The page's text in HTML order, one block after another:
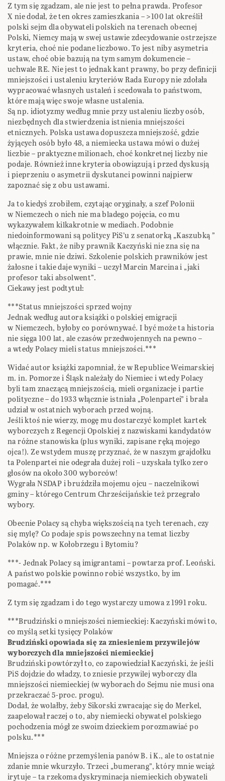
Z tym się zgadzam, ale nie jest to pełna prawda. Profesor
X nie dodał, że ten okres zamieszkania – >100 lat określił
polski sejm dla obywateli polskich na terenach obecnej
Polski, Niemcy mają w swej ustawie zdecydowanie ostrzejsze
kryteria, choć nie podane liczbowo. To jest niby asymetria
ustaw, choć obie bazują na tym samym dokumencie –
uchwale RE. Nie jest to jednak kant prawny, bo przy definicji
mniejszości i ustaleniu kryteriów Rada Europy nie zdołała
wypracować własnych ustaleń i scedowała to państwom,
które mają więc swoje własne ustalenia.
Są np. idiotyzmy według mnie przy ustaleniu liczby osób,
niezbędnych dla stwierdzenia istnienia mniejszości
etnicznych. Polska ustawa dopuszcza mniejszość, gdzie
żyjących osób było 48, a niemiecka ustawa mówi o dużej
liczbie – praktyczne milionach, choć konkretnej liczby nie
podaje. Również inne kryteria obowiązują i przed dyskusją
i pieprzeniu o asymetrii dyskutanci powinni najpierw
zapoznać się z obu ustawami.
Ja to kiedyś zrobiłem, czytając oryginały, a szef Polonii
w Niemczech o nich nie ma bladego pojęcia, co mu
wykazywałem kilkakrotnie w mediach. Podobnie
niedoinformowani są politycy PiS’u z senatorką „Kaszubką ”
włącznie. Fakt, że niby prawnik Kaczyński nie zna się na
prawie, mnie nie dziwi. Szkolenie polskich prawników jest
żałosne i takie daje wyniki – uczył Marcin Marcina i „jaki
profesor taki absolwent”.
Ciekawy jest podtytuł:
***Status mniejszości sprzed wojny
Jednak według autora książki o polskiej emigracji
w Niemczech, byłoby co porównywać. I być może ta historia
nie sięga 100 lat, ale czasów przedwojennych na pewno –
a wtedy Polacy mieli status mniejszości.***
Widać autor książki zapomniał, że w Republice Weimarskiej
m. in. Pomorze i Śląsk należały do Niemiec i wtedy Polacy
byli tam znaczącą mniejszością, mieli organizacje i partie
polityczne – do 1933 włącznie istniała „Polenpartei” i brała
udział w ostatnich wyborach przed wojną.
Jeśli ktoś nie wierzy, mogę mu dostarczyć komplet kartek
wyborczych z Regencji Opolskiej z nazwiskami kandydatów
na różne stanowiska (plus wyniki, zapisane ręką mojego
ojca!). Ze wstydem muszę przyznać, że w naszym grajdołku
ta Polenpartei nie odegrała dużej roli – uzyskała tylko zero
głosów na około 300 wyborców!
Wygrała NSDAP i bruździła mojemu ojcu – naczelnikowi
gminy – którego Centrum Chrześcijańskie też przegrało
wybory.
Obecnie Polacy są chyba większością na tych terenach, czy
się mylę? Co podaje spis powszechny na temat liczby
Polaków np. w Kołobrzegu i Bytomiu?
***- Jednak Polacy są imigrantami – powtarza prof. Leoński.
A państwo polskie powinno robić wszystko, by im
pomagać.***
Z tym się zgadzam i do tego wystarczy umowa z 1991 roku.
***Brudziński o mniejszości niemieckiej: Kaczyński mówi to,
co myślą setki tysięcy Polaków
Brudziński opowiada się za zniesieniem przywilejów
wyborczych dla mniejszości niemieckiej
Brudziński powtórzył to, co zapowiedział Kaczyński, że jeśli
PiS dojdzie do władzy, to zniesie przywilej wyborczy dla
mniejszości niemieckiej (w wyborach do Sejmu nie musi ona
przekraczać 5-proc. progu).
Dodał, że wolałby, żeby Sikorski zwracając się do Merkel,
zaapelował raczej o to, aby niemiecki obywatel polskiego
pochodzenia mógł ze swoim dzieckiem porozmawiać po
polsku.***
Mniejsza o różne przemyślenia panów B. i K., ale to ostatnie
zdanie mnie wkurzyło. Trzeci „bumerang”, który mnie wciąż
irytuje – ta rzekoma dyskryminacja niemieckich obywateli